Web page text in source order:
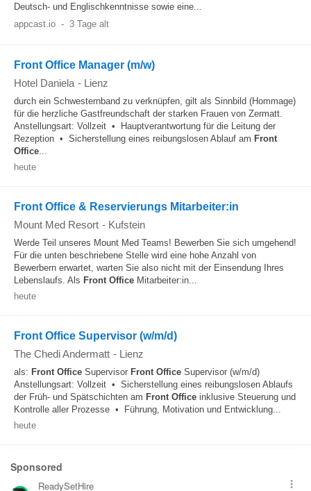
Deutsch- und Englischkenntnisse sowie eine...
appcast.io - 3 Tage alt
Front Office Manager (m/w)
Hotel Daniela - Lienz
durch ein Schwesternband zu verknüpfen, gilt als Sinnbild (Hommage)
für die herzliche Gastfreundschaft der starken Frauen von Zermatt.
Anstellungsart: Vollzeit • Hauptverantwortung für die Leitung der
Rezeption • Sicherstellung eines reibungslosen Ablauf am Front
Office...
heute
Front Office & Reservierungs Mitarbeiter:in
Mount Med Resort - Kufstein
Werde Teil unseres Mount Med Teams! Bewerben Sie sich umgehend!
Für die unten beschriebene Stelle wird eine hohe Anzahl von
Bewerbern erwartet, warten Sie also nicht mit der Einsendung Ihres
Lebenslaufs. Als Front Office Mitarbeiter:in...
heute
Front Office Supervisor (w/m/d)
The Chedi Andermatt - Lienz
als: Front Office Supervisor Front Office Supervisor (w/m/d)
Anstellungsart: Vollzeit • Sicherstellung eines reibungslosen Ablaufs
der Früh- und Spätschichten am Front Office inklusive Steuerung und
Kontrolle aller Prozesse • Führung, Motivation und Entwicklung...
heute